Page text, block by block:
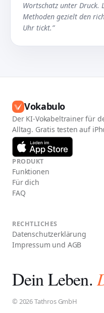
Wortschatz unter Druck.
Methoden gezielt den
Uhr tickt.”
Vokabulo
Der KI-Vokabeltrainer für
Alltag. Gratis testen auf
PRODUKT
Funktionen
Für dich
FAQ
RECHTLICHES
Datenschutzerklärung
Impressum und AGB
Dein Leben.
© 2026 Tathros GmbH